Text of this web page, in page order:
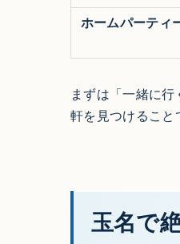
ホームパーティ
まずは「一緒に
軒を見つけること
玉名で